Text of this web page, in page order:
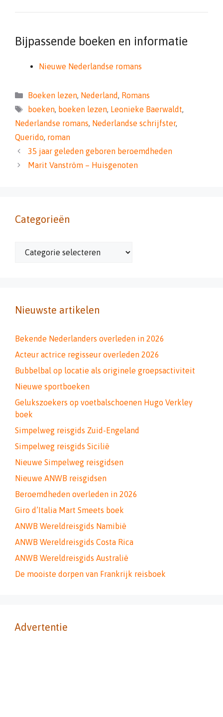
Bijpassende boeken en informatie
Nieuwe Nederlandse romans
Categorieën
Boeken lezen, Nederland, Romans
Tags
boeken, boeken lezen, Leonieke Baerwaldt,
Nederlandse romans, Nederlandse schrijfster,
Querido, roman
35 jaar geleden geboren beroemdheden
Marit Vanström – Huisgenoten
Categorieën
Categorieën
Nieuwste artikelen
Bekende Nederlanders overleden in 2026
Acteur actrice regisseur overleden 2026
Bubbelbal op locatie als originele groepsactiviteit
Nieuwe sportboeken
Gelukszoekers op voetbalschoenen Hugo Verkley
boek
Simpelweg reisgids Zuid-Engeland
Simpelweg reisgids Sicilië
Nieuwe Simpelweg reisgidsen
Nieuwe ANWB reisgidsen
Beroemdheden overleden in 2026
Giro d’Italia Mart Smeets boek
ANWB Wereldreisgids Namibië
ANWB Wereldreisgids Costa Rica
ANWB Wereldreisgids Australië
De mooiste dorpen van Frankrijk reisboek
Advertentie